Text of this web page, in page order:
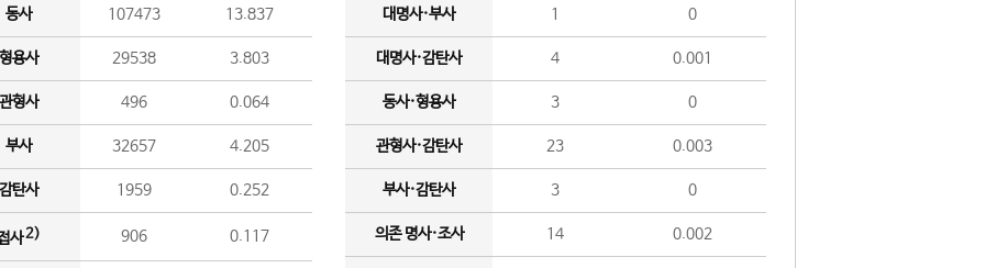
동사 107473 13.837
용사 29538 3.803
형사 496 0.064
부사 32657 4.205
탄사 1959 0.252
사2) 906 0.117
대명사·부사 1 0
대명사·감탄사 4 0.001
동사·형용사 3 0
관형사·감탄사 23 0.003
부사·감탄사 3 0
의존 명사·조사 14 0.002